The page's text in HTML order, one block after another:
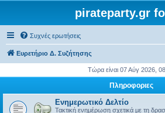
pirateparty.gr
Συχνές ερωτήσεις
Ευρετήριο Δ. Συζήτησης
Τώρα είναι 07 Αύγ 2026,
Πληροφοριες
Ενημερωτικό Δελτίο
Τακτική ενημέρωση σχετικά με τη